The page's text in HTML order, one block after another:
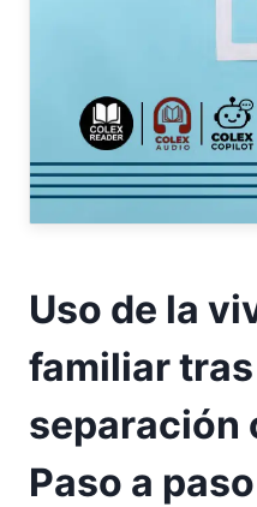
Uso de la
familiar
separación
Paso a paso